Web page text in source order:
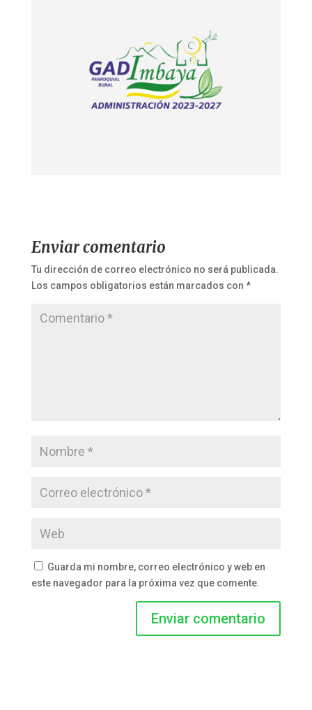
Enviar comentario
Tu dirección de correo electrónico no será publicada.
Los campos obligatorios están marcados con *
Guarda mi nombre, correo electrónico y web en
este navegador para la próxima vez que comente.